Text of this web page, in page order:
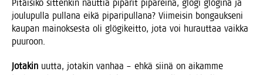
Pitäi­si­kö sit­ten­kin naut­tia pipa­rit pipa­rei­na, glö­gi glö­gi­nä ja
jou­lu­pul­la pul­la­na eikä pipa­ri­pul­la­na? Vii­mei­sin bon­gauk­se­ni
kau­pan mai­nok­ses­ta oli glö­gi­keit­to, jota voi huraut­taa vaik­ka
puuroon.
Jota­kin uut­ta, jota­kin van­haa – ehkä sii­nä on aikam­me